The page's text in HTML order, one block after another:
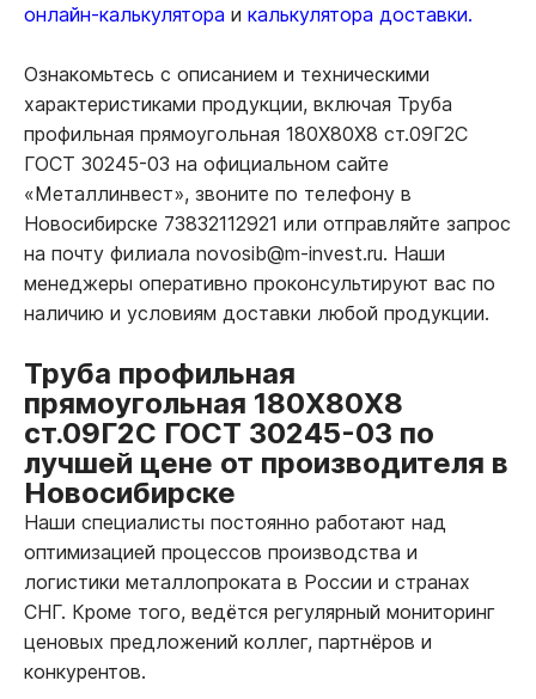
онлайн-калькулятора и калькулятора доставки.
Ознакомьтесь с описанием и техническими
характеристиками продукции, включая Труба
профильная прямоугольная 180Х80Х8 ст.09Г2С
ГОСТ 30245-03 на официальном сайте
«Металлинвест», звоните по телефону в
Новосибирске 73832112921 или отправляйте запрос
на почту филиала novosib@m-invest.ru. Наши
менеджеры оперативно проконсультируют вас по
наличию и условиям доставки любой продукции.
Труба профильная
прямоугольная 180Х80Х8
ст.09Г2С ГОСТ 30245-03 по
лучшей цене от производителя в
Новосибирске
Наши специалисты постоянно работают над
оптимизацией процессов производства и
логистики металлопроката в России и странах
СНГ. Кроме того, ведётся регулярный мониторинг
ценовых предложений коллег, партнёров и
конкурентов.